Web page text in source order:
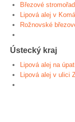
Březové
Lipová alej v
Rožnovské
Ústecký kraj
Lipová alej na
Lipová alej v ulici